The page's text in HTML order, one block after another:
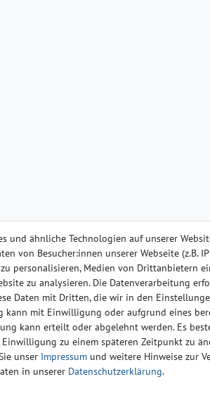
und ähnliche Technologien auf unserer
von Besucher:innen unserer Webseite (z.B.
personalisieren, Medien von Drittanbietern
zu analysieren. Die Datenverarbeitung
Daten mit Dritten, die wir in den
kann mit Einwilligung oder aufgrund eines
kann erteilt oder abgelehnt werden. Es
zu einem späteren Zeitpunkt zu
unser Impressum und weitere Hinweise zur
in unserer Daten­schutz­erklärung.